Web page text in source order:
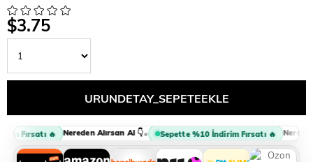
$3.75
Fırsatı 🔥 Nereden Alırsan Al 👇• Sepette %10 İndirim Fırsatı 🔥 Nereden